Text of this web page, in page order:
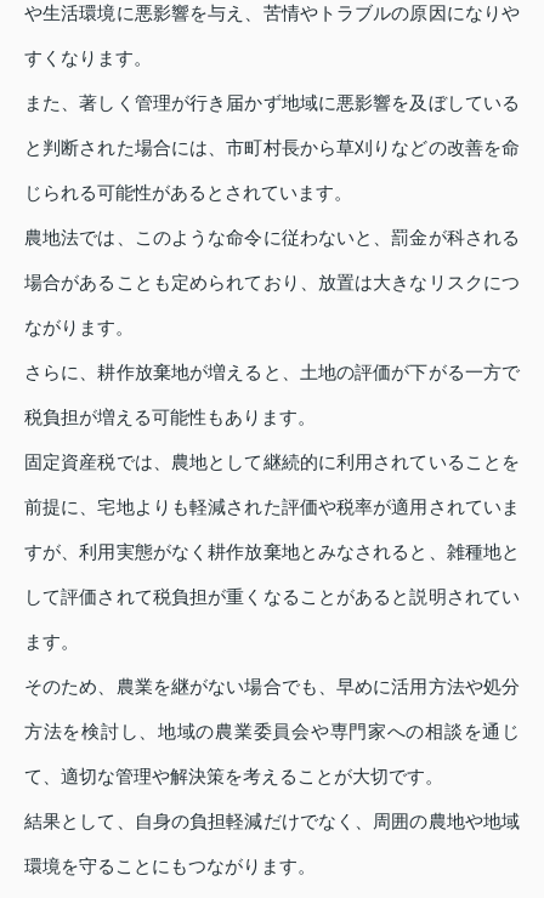
や生活環境に悪影響を与え、苦情やトラブルの原因になりや
すくなります。
また、著しく管理が行き届かず地域に悪影響を及ぼしている
と判断された場合には、市町村長から草刈りなどの改善を命
じられる可能性があるとされています。
農地法では、このような命令に従わないと、罰金が科される
場合があることも定められており、放置は大きなリスクにつ
ながります。
さらに、耕作放棄地が増えると、土地の評価が下がる一方で
税負担が増える可能性もあります。
固定資産税では、農地として継続的に利用されていることを
前提に、宅地よりも軽減された評価や税率が適用されていま
すが、利用実態がなく耕作放棄地とみなされると、雑種地と
して評価されて税負担が重くなることがあると説明されてい
ます。
そのため、農業を継がない場合でも、早めに活用方法や処分
方法を検討し、地域の農業委員会や専門家への相談を通じ
て、適切な管理や解決策を考えることが大切です。
結果として、自身の負担軽減だけでなく、周囲の農地や地域
環境を守ることにもつながります。